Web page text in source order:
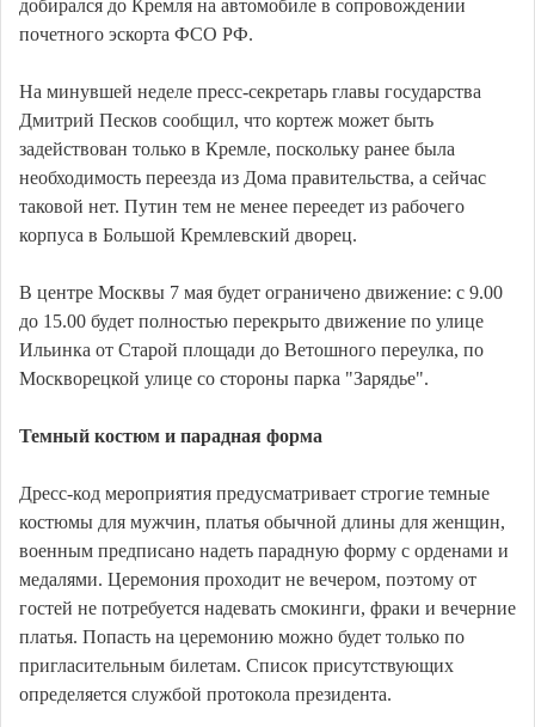
добирался до Кремля на автомобиле в сопровождении
почетного эскорта ФСО РФ.
На минувшей неделе пресс-секретарь главы государства
Дмитрий Песков сообщил, что кортеж может быть
задействован только в Кремле, поскольку ранее была
необходимость переезда из Дома правительства, а сейчас
таковой нет. Путин тем не менее переедет из рабочего
корпуса в Большой Кремлевский дворец.
В центре Москвы 7 мая будет ограничено движение: с 9.00
до 15.00 будет полностью перекрыто движение по улице
Ильинка от Старой площади до Ветошного переулка, по
Москворецкой улице со стороны парка "Зарядье".
Темный костюм и парадная форма
Дресс-код мероприятия предусматривает строгие темные
костюмы для мужчин, платья обычной длины для женщин,
военным предписано надеть парадную форму с орденами и
медалями. Церемония проходит не вечером, поэтому от
гостей не потребуется надевать смокинги, фраки и вечерние
платья. Попасть на церемонию можно будет только по
пригласительным билетам. Список присутствующих
определяется службой протокола президента.